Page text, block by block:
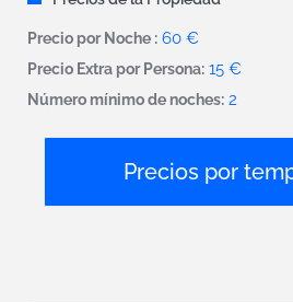
Precio por Noche : 60 €
Precio Extra por Persona: 15 €
Número mínimo de noches: 2
Precios por